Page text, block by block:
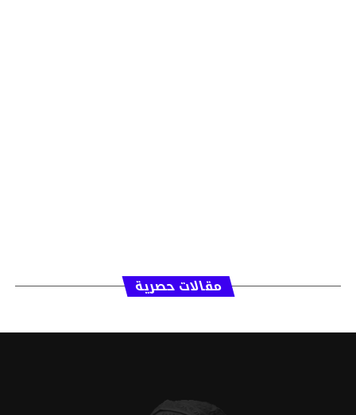
مقالات حصرية